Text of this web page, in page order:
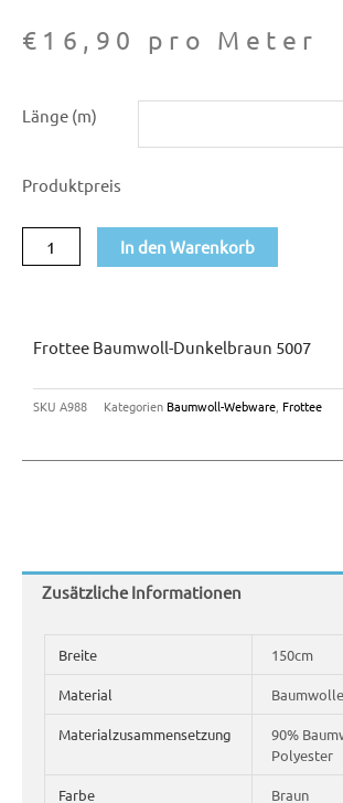
€ 16,90 pro Meter
Länge (m)
Produktpreis
Baumwoll-
5007
Menge
In den Warenkorb
Frottee Baumwoll-Dunkelbraun 5007
SKU A988 Kategorien Baumwoll-Webware Frottee
Zusätzliche Informationen
Breite 150cm
Material
Materialzusammensetzung
90%
Polyester
Farbe Braun